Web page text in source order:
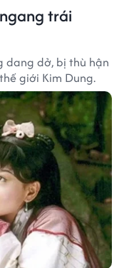
trái
dở, bị thù hận
giới Kim Dung.